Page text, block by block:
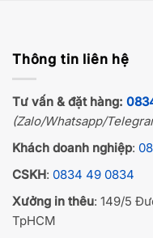
Thông tin liên hệ
Tư vấn & đặt hàng:
(Zalo/Whatsapp/
Khách doanh nghiệp:
CSKH: 0834 49 0834
Xưởng in thêu: 149/5
TpHCM